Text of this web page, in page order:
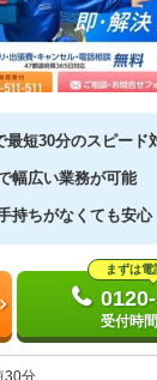
最短30分のスピード
幅広い業務が可能
持ちがなくても安心
まずは電
受付時
30分